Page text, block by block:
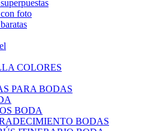
foto
COLORES
PARA BODAS
BODA
BODAS